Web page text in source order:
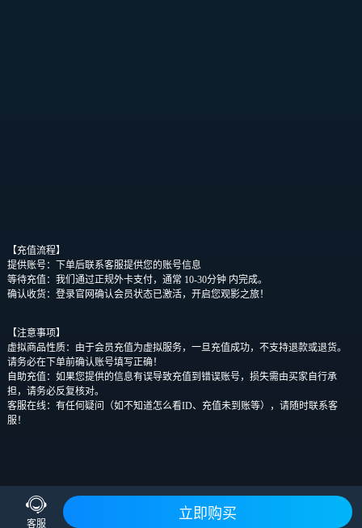
客服
【充值流程】
提供账号：下单后联系客服提供您的账号信息
等待充值：我们通过正规外卡支付，通常 10-30分钟 内完成。
确认收货：登录官网确认会员状态已激活，开启您观影之旅！
【注意事项】
虚拟商品性质：由于会员充值为虚拟服务，一旦充值成功，不支持退款或退货。
请务必在下单前确认账号填写正确！
自助充值：如果您提供的信息有误导致充值到错误账号，损失需由买家自行承
担，请务必反复核对。
客服在线：有任何疑问（如不知道怎么看ID、充值未到账等），请随时联系客
服！